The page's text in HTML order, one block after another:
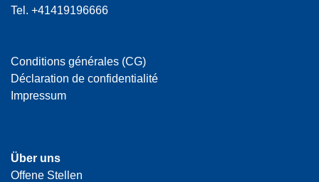
Tel. +41419196666
Conditions générales (CG)
Déclaration de confidentialité
Impressum
Über uns
Offene Stellen